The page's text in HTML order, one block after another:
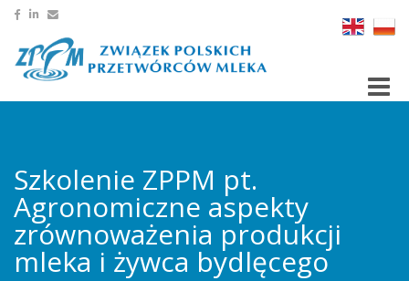
Szkolenie ZPPM pt.
Agronomiczne aspekty
zrównoważenia produkcji
mleka i żywca bydlęcego